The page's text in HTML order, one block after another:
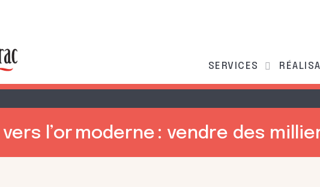
SERVICES
vers l’or moderne : vendre des